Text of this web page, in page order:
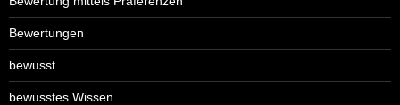
Bewertungen
bewusst
bewusstes Wissen